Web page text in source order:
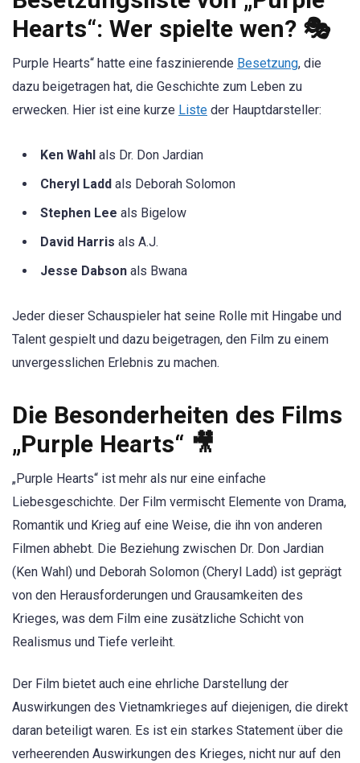
Hearts“: Wer spielte wen? 🎭
Purple Hearts“ hatte eine faszinierende Besetzung, die
dazu beigetragen hat, die Geschichte zum Leben zu
erwecken. Hier ist eine kurze Liste der Hauptdarsteller:
Ken Wahl als Dr. Don Jardian
Cheryl Ladd als Deborah Solomon
Stephen Lee als Bigelow
David Harris als A.J.
Jesse Dabson als Bwana
Jeder dieser Schauspieler hat seine Rolle mit Hingabe und
Talent gespielt und dazu beigetragen, den Film zu einem
unvergesslichen Erlebnis zu machen.
Die Besonderheiten des Films
„Purple Hearts“ 🎥
„Purple Hearts“ ist mehr als nur eine einfache
Liebesgeschichte. Der Film vermischt Elemente von Drama,
Romantik und Krieg auf eine Weise, die ihn von anderen
Filmen abhebt. Die Beziehung zwischen Dr. Don Jardian
(Ken Wahl) und Deborah Solomon (Cheryl Ladd) ist geprägt
von den Herausforderungen und Grausamkeiten des
Krieges, was dem Film eine zusätzliche Schicht von
Realismus und Tiefe verleiht.
Der Film bietet auch eine ehrliche Darstellung der
Auswirkungen des Vietnamkrieges auf diejenigen, die direkt
daran beteiligt waren. Es ist ein starkes Statement über die
verheerenden Auswirkungen des Krieges, nicht nur auf den